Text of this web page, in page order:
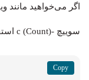
اگر می‌خواهید مانند
سوییچ -c (Count) استفاده کنید: